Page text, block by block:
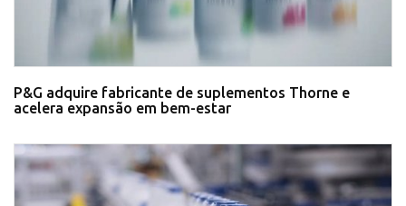
P&G adquire fabricante de suplementos Thorne e
acelera expansão em bem-estar